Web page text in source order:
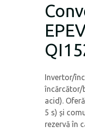
Invertor/
încărcător/
acid).
5 s) și
rezervă în